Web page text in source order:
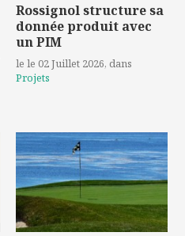
Rossignol structure sa
donnée produit avec
un PIM
le le 02 Juillet 2026, dans
Projets